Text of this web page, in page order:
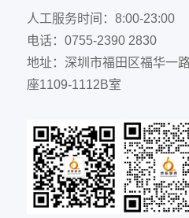
人工服务时间：8:00-23:00
电话：0755-2390 2830
地址：深圳市福田区福华一
座1109-1112B室